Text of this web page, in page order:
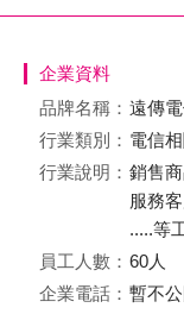
企業資料
品牌名稱： 遠傳
行業類別： 電信
行業說明： 銷售
服務
.....等
員工人數： 60人
企業電話： 暫不